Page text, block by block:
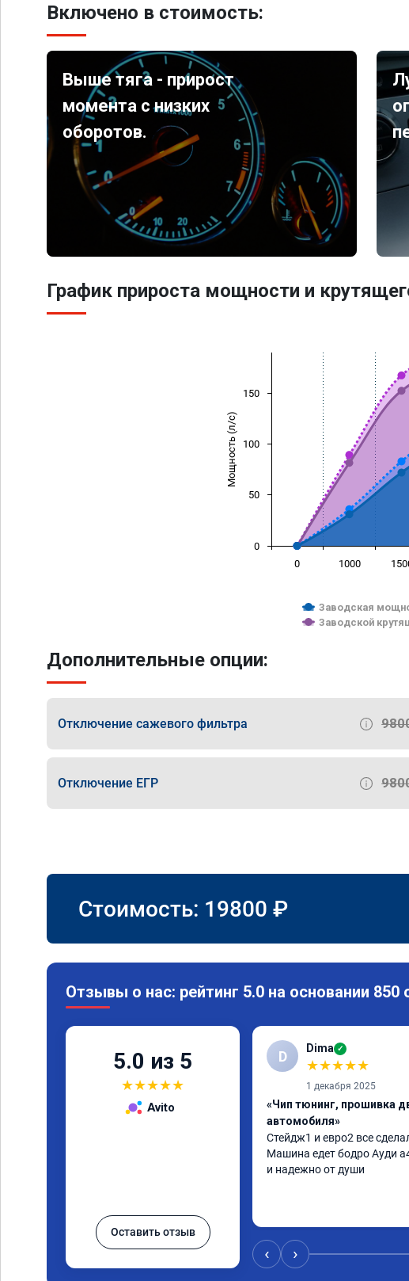
Включено в стоимость:
Выше тяга - прирост
момента с низких
оборотов.
График прироста мощности и
Мощность (л/с)
Заводская
Заводской
0 1000
0
50
100
150
Дополнительные опции:
Отключение сажевого фильтра
Отключение ЕГР
Стоимость: 19800 ₽
Отзывы о нас: рейтинг 5.0 на основании 850
5.0 из 5
★★★★★
Avito
Оставить отзыв
D Dima ✓
★★★★★
1 декабря 2025
«Чип тюнинг, прошивка
автомобиля»
Стейдж1 и евро2 все
Машина едет бодро Ауди
и надежно от души
‹ ›